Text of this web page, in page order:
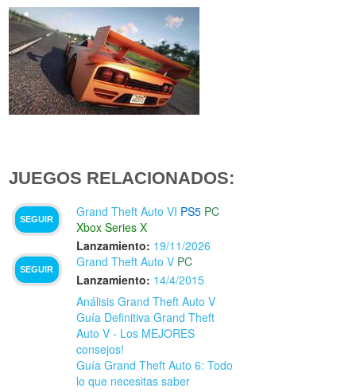
JUEGOS RELACIONADOS:
SEGUIR
Grand Theft Auto VI PS5 PC
Xbox Series X
Lanzamiento: 19/11/2026
SEGUIR
Grand Theft Auto V PC
Lanzamiento: 14/4/2015
Análisis Grand Theft Auto V
Guía Definitiva Grand Theft
Auto V - Los MEJORES
consejos!
Guía Grand Theft Auto 6: Todo
lo que necesitas saber